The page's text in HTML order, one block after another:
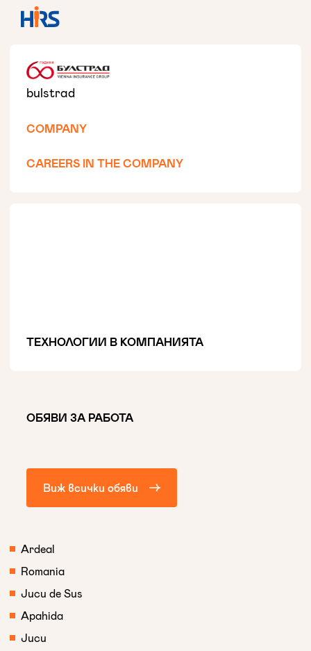
ТЕХНОЛОГИИ В КОМПАНИЯТА
ОБЯВИ ЗА РАБОТА
Виж всички обяви
Ardeal
Romania
Jucu de Sus
Apahida
Jucu
bulstrad
COMPANY
CAREERS IN THE COMPANY